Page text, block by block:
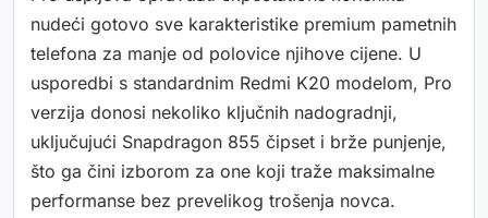
nudeći gotovo sve karakteristike premium pametnih
telefona za manje od polovice njihove cijene. U
usporedbi s standardnim Redmi K20 modelom, Pro
verzija donosi nekoliko ključnih nadogradnji,
uključujući Snapdragon 855 čipset i brže punjenje,
što ga čini izborom za one koji traže maksimalne
performanse bez prevelikog trošenja novca.